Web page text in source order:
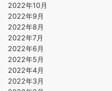
2022年10月
2022年9月
2022年8月
2022年7月
2022年6月
2022年5月
2022年4月
2022年3月